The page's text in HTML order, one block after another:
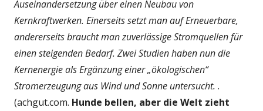
Auseinandersetzung über einen Neubau von
Kernkraftwerken. Einerseits setzt man auf Erneuerbare,
andererseits braucht man zuverlässige Stromquellen für
einen steigenden Bedarf. Zwei Studien haben nun die
Kernenergie als Ergänzung einer „ökologischen“
Stromerzeugung aus Wind und Sonne untersucht. .
(achgut.com. Hunde bellen, aber die Welt zieht